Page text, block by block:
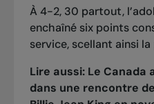
À 4-2, 30 partout,
enchaîné six points
service, scellant ainsi
Lire aussi: Le Canada
dans une rencontre